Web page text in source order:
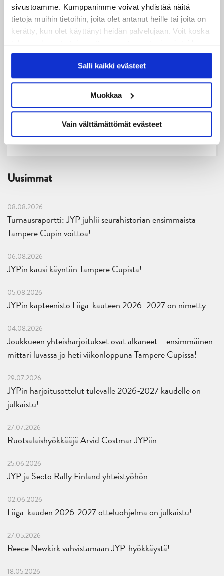
sivustoamme. Kumppanimme voivat yhdistää näitä
tietoja muihin tietoihin, joita olet antanut heille tai joita on
kerätty, kun olet käyttänyt heidän palvelujaan. Voit koska
tahansa kumota tai muuttaa suostumustasi evästeiden
käytöstäEvästeet-sivultamme.
Salli kaikki evästeet
Muokkaa
Vain välttämättömät evästeet
Teksti: Antti Hokkanen
Osta lippusi peliin tästä!
Uusimmat
08.08.2026
Turnausraportti: JYP juhlii seurahistorian ensimmäistä
Tampere Cupin voittoa!
06.08.2026
JYPin kausi käyntiin Tampere Cupista!
05.08.2026
JYPin kapteenisto Liiga-kauteen 2026–2027 on nimetty
04.08.2026
Joukkueen yhteisharjoitukset ovat alkaneet – ensimmäinen
mittari luvassa jo heti viikonloppuna Tampere Cupissa!
29.07.2026
JYPin harjoitusottelut tulevalle 2026-2027 kaudelle on
julkaistu!
27.07.2026
Ruotsalaishyökkääjä Arvid Costmar JYPiin
25.06.2026
JYP ja Secto Rally Finland yhteistyöhön
02.06.2026
Liiga-kauden 2026-2027 otteluohjelma on julkaistu!
27.05.2026
Reece Newkirk vahvistamaan JYP-hyökkäystä!
18.05.2026